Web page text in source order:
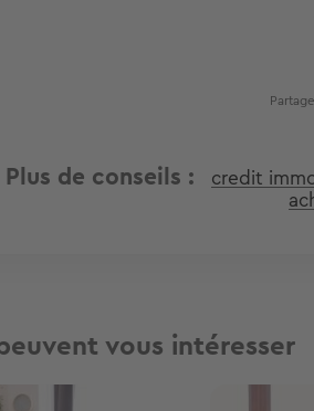
Plus de conseils credit
vous intéresser